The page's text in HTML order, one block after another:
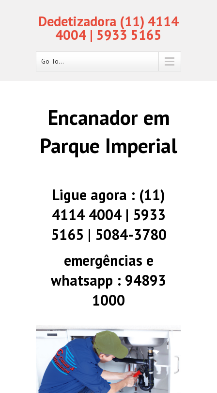
Dedetizadora (11) 4114
4004 | 5933 5165
Go To...
Encanador em
Parque Imperial
Ligue agora : (11)
4114 4004 | 5933
5165 | 5084-3780
emergências e
whatsapp : 94893
1000